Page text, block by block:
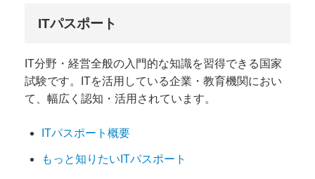
ITパスポート
IT分野・経営全般の入門的な知識を習得できる国家
試験です。ITを活用している企業・教育機関におい
て、幅広く認知・活用されています。
ITパスポート概要
もっと知りたいITパスポート